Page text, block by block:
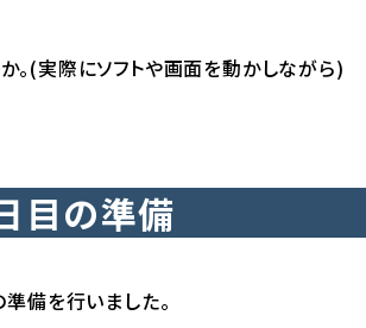
。(実際にソフトや画面を動かしながら)
目の準備
備を行いました。